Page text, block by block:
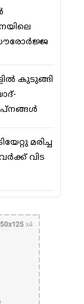
കുടുങ്ങി
മരിച്ച
വിട